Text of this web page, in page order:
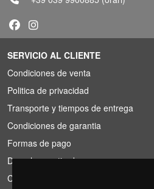
SERVICIO AL CLIENTE
Condiciones de venta
Politica de privacidad
Transporte y tiempos de entrega
Condiciones de garantia
Formas de pago
Derecho a retirada
Condiciones de IVA